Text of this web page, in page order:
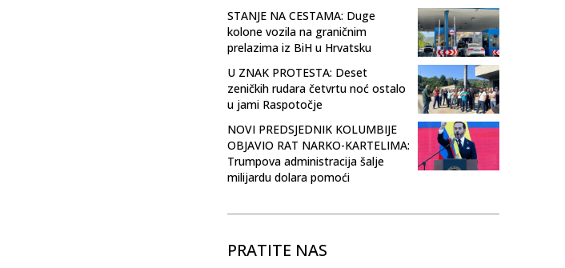
STANJE NA CESTAMA: Duge
kolone vozila na graničnim
prelazima iz BiH u Hrvatsku
U ZNAK PROTESTA: Deset
zeničkih rudara četvrtu noć ostalo
u jami Raspotočje
NOVI PREDSJEDNIK KOLUMBIJE
OBJAVIO RAT NARKO-KARTELIMA:
Trumpova administracija šalje
milijardu dolara pomoći
PRATITE NAS